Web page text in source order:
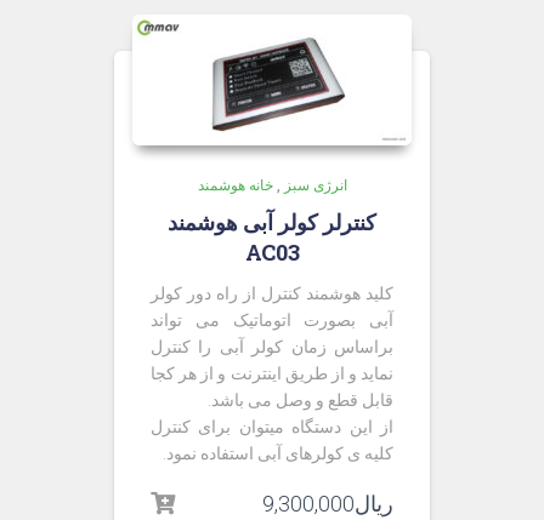
انرژی سبز ,خانه هوشمند
کنترلر کولر آبی هوشمند
AC03
کلید هوشمند کنترل از راه دور کولر
آبی بصورت اتوماتیک می تواند
براساس زمان کولر آبی را کنترل
نماید و از طریق اینترنت و از هر کجا
قابل قطع و وصل می باشد.
از این دستگاه میتوان برای کنترل
کلیه ی کولرهای آبی استفاده نمود.
ریال9,300,000